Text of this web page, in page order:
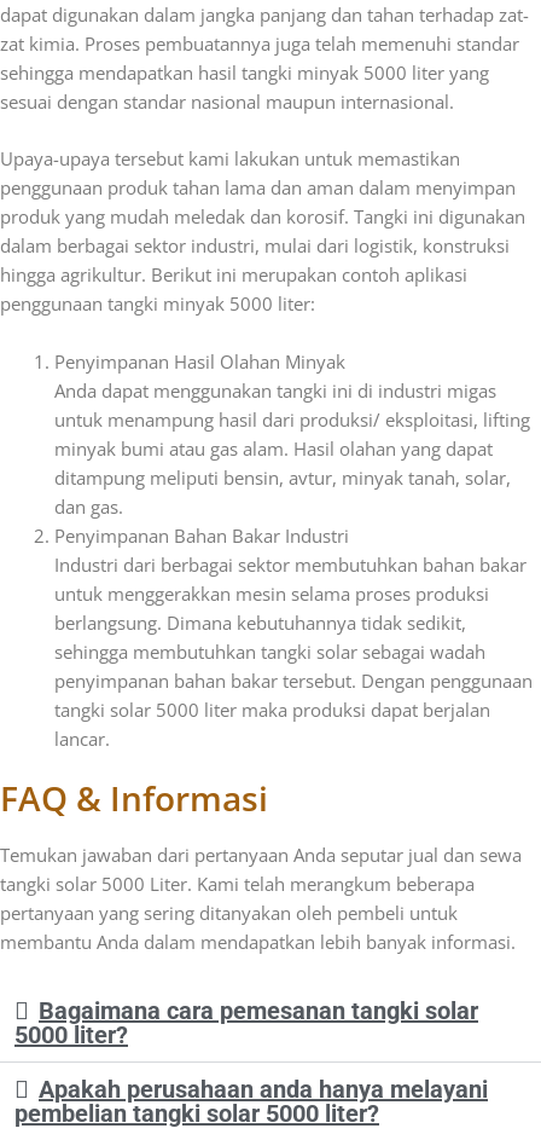
dapat digunakan dalam jangka panjang dan tahan terhadap zat-
zat kimia. Proses pembuatannya juga telah memenuhi standar
sehingga mendapatkan hasil tangki minyak 5000 liter yang
sesuai dengan standar nasional maupun internasional.
Upaya-upaya tersebut kami lakukan untuk memastikan
penggunaan produk tahan lama dan aman dalam menyimpan
produk yang mudah meledak dan korosif. Tangki ini digunakan
dalam berbagai sektor industri, mulai dari logistik, konstruksi
hingga agrikultur. Berikut ini merupakan contoh aplikasi
penggunaan tangki minyak 5000 liter:
Penyimpanan Hasil Olahan Minyak
Anda dapat menggunakan tangki ini di industri migas
untuk menampung hasil dari produksi/ eksploitasi, lifting
minyak bumi atau gas alam. Hasil olahan yang dapat
ditampung meliputi bensin, avtur, minyak tanah, solar,
dan gas.
Penyimpanan Bahan Bakar Industri
Industri dari berbagai sektor membutuhkan bahan bakar
untuk menggerakkan mesin selama proses produksi
berlangsung. Dimana kebutuhannya tidak sedikit,
sehingga membutuhkan tangki solar sebagai wadah
penyimpanan bahan bakar tersebut. Dengan penggunaan
tangki solar 5000 liter maka produksi dapat berjalan
lancar.
FAQ & Informasi
Temukan jawaban dari pertanyaan Anda seputar jual dan sewa
tangki solar 5000 Liter. Kami telah merangkum beberapa
pertanyaan yang sering ditanyakan oleh pembeli untuk
membantu Anda dalam mendapatkan lebih banyak informasi.
Bagaimana cara pemesanan tangki solar
5000 liter?
Apakah perusahaan anda hanya melayani
pembelian tangki solar 5000 liter?